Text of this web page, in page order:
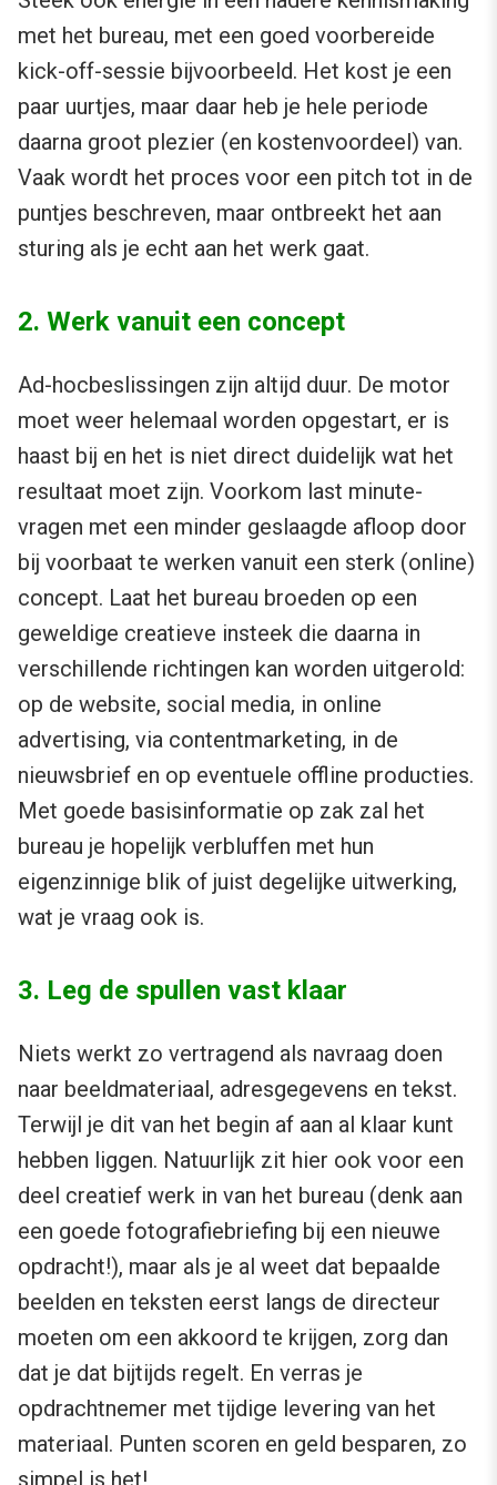
met het bureau, met een goed voorbereide
kick-off-sessie bijvoorbeeld. Het kost je een
paar uurtjes, maar daar heb je hele periode
daarna groot plezier (en kostenvoordeel) van.
Vaak wordt het proces voor een pitch tot in de
puntjes beschreven, maar ontbreekt het aan
sturing als je echt aan het werk gaat.
2. Werk vanuit een concept
Ad-hocbeslissingen zijn altijd duur. De motor
moet weer helemaal worden opgestart, er is
haast bij en het is niet direct duidelijk wat het
resultaat moet zijn. Voorkom last minute-
vragen met een minder geslaagde afloop door
bij voorbaat te werken vanuit een sterk (online)
concept. Laat het bureau broeden op een
geweldige creatieve insteek die daarna in
verschillende richtingen kan worden uitgerold:
op de website, social media, in online
advertising, via contentmarketing, in de
nieuwsbrief en op eventuele offline producties.
Met goede basisinformatie op zak zal het
bureau je hopelijk verbluffen met hun
eigenzinnige blik of juist degelijke uitwerking,
wat je vraag ook is.
3. Leg de spullen vast klaar
Niets werkt zo vertragend als navraag doen
naar beeldmateriaal, adresgegevens en tekst.
Terwijl je dit van het begin af aan al klaar kunt
hebben liggen. Natuurlijk zit hier ook voor een
deel creatief werk in van het bureau (denk aan
een goede fotografiebriefing bij een nieuwe
opdracht!), maar als je al weet dat bepaalde
beelden en teksten eerst langs de directeur
moeten om een akkoord te krijgen, zorg dan
dat je dat bijtijds regelt. En verras je
opdrachtnemer met tijdige levering van het
materiaal. Punten scoren en geld besparen, zo